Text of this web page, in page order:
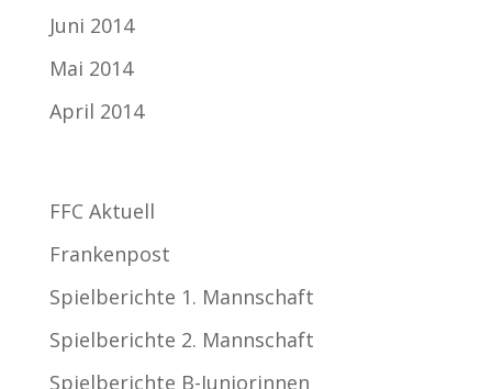
Juni 2014
Mai 2014
April 2014
FFC Aktuell
Frankenpost
Spielberichte 1. Mannschaft
Spielberichte 2. Mannschaft
Spielberichte B-Juniorinnen